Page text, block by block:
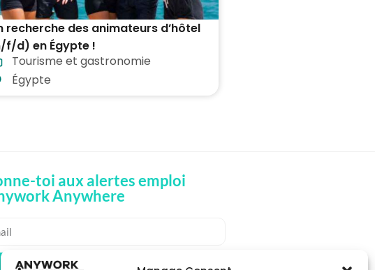
recherche des animateurs d’hôtel
f/d) en Égypte !
Tourisme et gastronomie
Égypte
toi aux alertes emploi
Anywhere